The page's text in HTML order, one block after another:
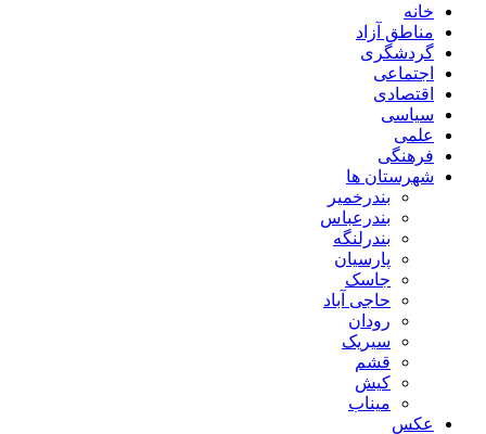
خانه
مناطق آزاد
گردشگری
اجتماعی
اقتصادی
سیاسی
علمی
فرهنگی
شهرستان ها
بندرخمیر
بندرعباس
بندرلنگه
پارسیان
جاسک
حاجی آباد
رودان
سیریک
قشم
کیش
میناب
عکس